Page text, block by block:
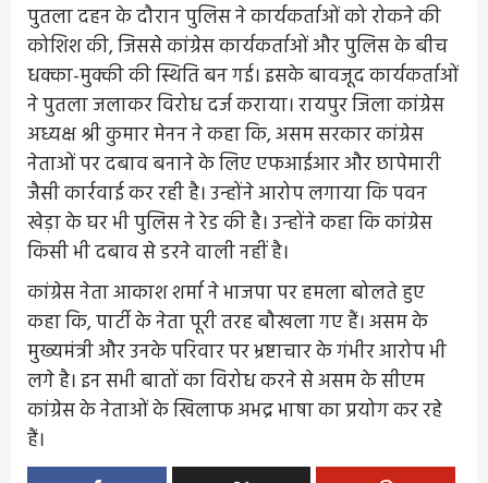
पुतला दहन के दौरान पुलिस ने कार्यकर्ताओं को रोकने की
कोशिश की, जिससे कांग्रेस कार्यकर्ताओं और पुलिस के बीच
धक्का-मुक्की की स्थिति बन गई। इसके बावजूद कार्यकर्ताओं
ने पुतला जलाकर विरोध दर्ज कराया। रायपुर जिला कांग्रेस
अध्यक्ष श्री कुमार मेनन ने कहा कि, असम सरकार कांग्रेस
नेताओं पर दबाव बनाने के लिए एफआईआर और छापेमारी
जैसी कार्रवाई कर रही है। उन्होंने आरोप लगाया कि पवन
खेड़ा के घर भी पुलिस ने रेड की है। उन्होंने कहा कि कांग्रेस
किसी भी दबाव से डरने वाली नहीं है।
कांग्रेस नेता आकाश शर्मा ने भाजपा पर हमला बोलते हुए
कहा कि, पार्टी के नेता पूरी तरह बौखला गए हैं। असम के
मुख्यमंत्री और उनके परिवार पर भ्रष्टाचार के गंभीर आरोप भी
लगे है। इन सभी बातों का विरोध करने से असम के सीएम
कांग्रेस के नेताओं के खिलाफ अभद्र भाषा का प्रयोग कर रहे
हैं।